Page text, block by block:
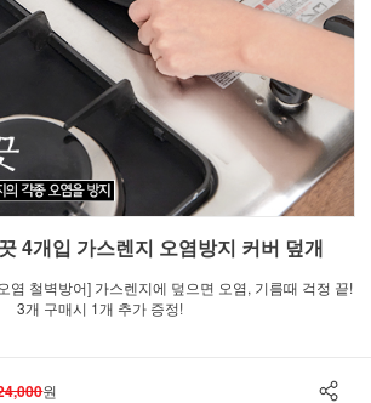
4개입 가스렌지 오염방지 커버 덮개
철벽방어] 가스렌지에 덮으면 오염, 기름때 걱정 끝!
3개 구매시 1개 추가 증정!
원